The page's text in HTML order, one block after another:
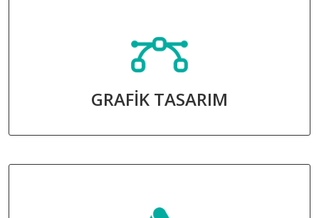
GRAFİK TASARIM